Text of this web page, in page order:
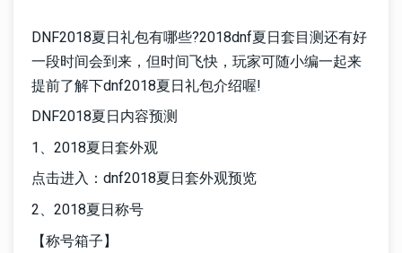
DNF2018夏日礼包有哪些?2018dnf夏日套目测还有好
一段时间会到来，但时间飞快，玩家可随小编一起来
提前了解下dnf2018夏日礼包介绍喔!
DNF2018夏日内容预测
1、2018夏日套外观
点击进入：dnf2018夏日套外观预览
2、2018夏日称号
【称号箱子】